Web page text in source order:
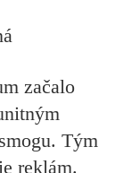
začalo
Tým
reklám.